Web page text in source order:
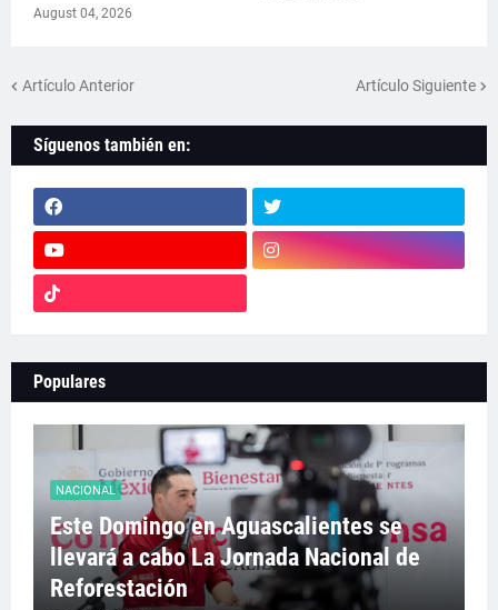
August 04, 2026
Artículo Anterior Artículo Siguiente
Síguenos también en:
Populares
NACIONAL
Este Domingo en Aguascalientes se
llevará a cabo La Jornada Nacional de
Reforestación